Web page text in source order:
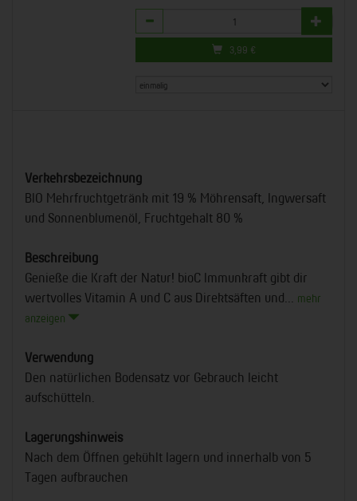
Anzahl
3,99 €
Verkehrsbezeichnung
BIO Mehrfruchtgetränk mit 19 % Möhrensaft, Ingwersaft
und Sonnenblumenöl, Fruchtgehalt 80 %
Beschreibung
Genieße die Kraft der Natur! bioC Immunkraft gibt dir
wertvolles Vitamin A und C aus Direktsäften und...
mehr
anzeigen
Verwendung
Den natürlichen Bodensatz vor Gebrauch leicht
aufschütteln.
Lagerungshinweis
Nach dem Öffnen gekühlt lagern und innerhalb von 5
Tagen aufbrauchen